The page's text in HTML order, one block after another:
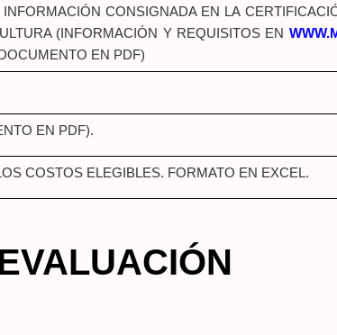
CONSIGNADA EN LA
(INFORMACIÓN Y REQUISITOS EN
EN PDF)
EN PDF).
COSTOS ELEGIBLES. FORMATO EN EXCEL.